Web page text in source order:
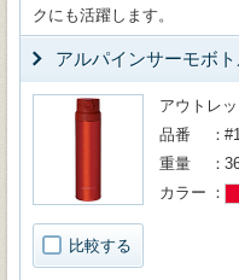
クにも活躍します。
アルパインサーモボ
比較する
アウトレ
品番
重量
カラー